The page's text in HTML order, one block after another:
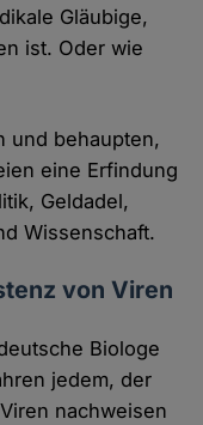
Gläubige,
ist. Oder wie
und behaupten,
eine Erfindung
Geldadel,
Wissenschaft.
von Viren
Biologe
jedem, der
nachweisen